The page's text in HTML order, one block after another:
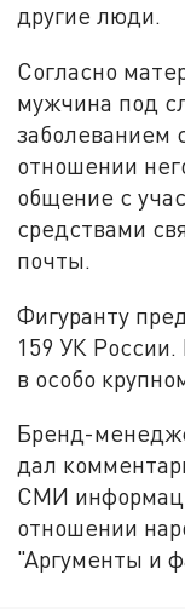
другие люди.
Согласно
мужчина под
заболеванием
отношении
общение с
средствами
почты.
Фигуранту
159 УК
в особо
Бренд-
дал
СМИ
отношении
"Аргументы и